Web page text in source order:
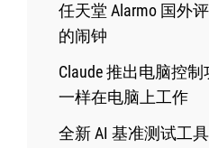
任天堂 Alarmo 国外
的闹钟
Claude 推出电脑控
一样在电脑上工作
全新 AI 基准测试工具